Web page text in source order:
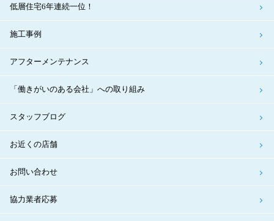
低層住宅6年連続一位！
施工事例
アフターメンテナンス
「働きがいのある会社」への取り組み
スタッフブログ
お近くの店舗
お問い合わせ
協力業者応募